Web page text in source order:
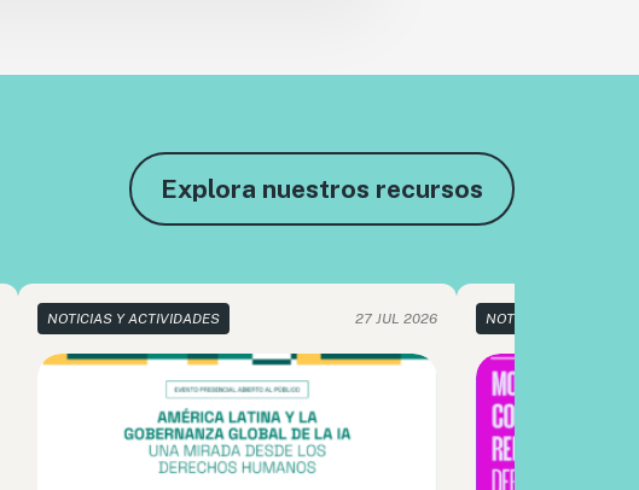
Explora nuestros recursos
NOTICIAS Y ACTIVIDADES 27 JUL 2026 NOTICIAS Y